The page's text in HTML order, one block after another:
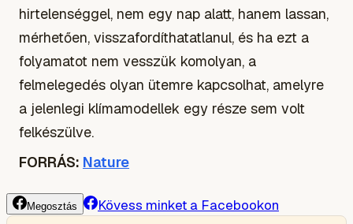
hirtelenséggel, nem egy nap alatt, hanem lassan,
mérhetően, visszafordíthatatlanul, és ha ezt a
folyamatot nem vesszük komolyan, a
felmelegedés olyan ütemre kapcsolhat, amelyre
a jelenlegi klímamodellek egy része sem volt
felkészülve.
FORRÁS: Nature
Megosztás Kövess minket a Facebookon